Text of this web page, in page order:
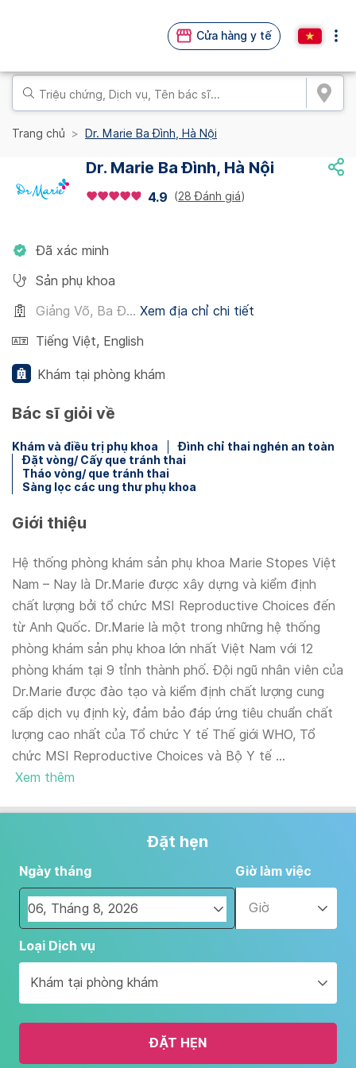
Cửa hàng y tế
Trang chủ Dr. Marie Ba Đình, Hà Nội
Dr. Marie Ba Đình, Hà Nội
4.9 (28 Đánh giá)
Đã xác minh
Sản phụ khoa
Giảng Võ, Ba Đ... Xem địa chỉ chi tiết
Tiếng Việt, English
Khám tại phòng khám
Bác sĩ giỏi về
Khám và điều trị phụ khoa
Đình chỉ thai nghén an toàn
Đặt vòng/ Cấy que tránh thai
Tháo vòng/ que tránh thai
Sàng lọc các ung thư phụ khoa
Giới thiệu
Hệ thống phòng khám sản phụ khoa Marie Stopes Việt
Nam – Nay là Dr.Marie được xây dựng và kiểm định
chất lượng bởi tổ chức MSI Reproductive Choices đến
từ Anh Quốc. Dr.Marie là một trong những hệ thống
phòng khám sản phụ khoa lớn nhất Việt Nam với 12
phòng khám tại 9 tỉnh thành phố. Đội ngũ nhân viên của
Dr.Marie được đào tạo và kiểm định chất lượng cung
cấp dịch vụ định kỳ, đảm bảo đáp ứng tiêu chuẩn chất
lượng cao nhất của Tổ chức Y tế Thế giới WHO, Tổ
chức MSI Reproductive Choices và Bộ Y tế ...
Xem thêm
Đặt hẹn
Ngày tháng
Navigate
forward
interact
with
the
and
Giờ làm việc
Giờ
Loại Dịch vụ
Khám tại phòng khám
ĐẶT HẸN